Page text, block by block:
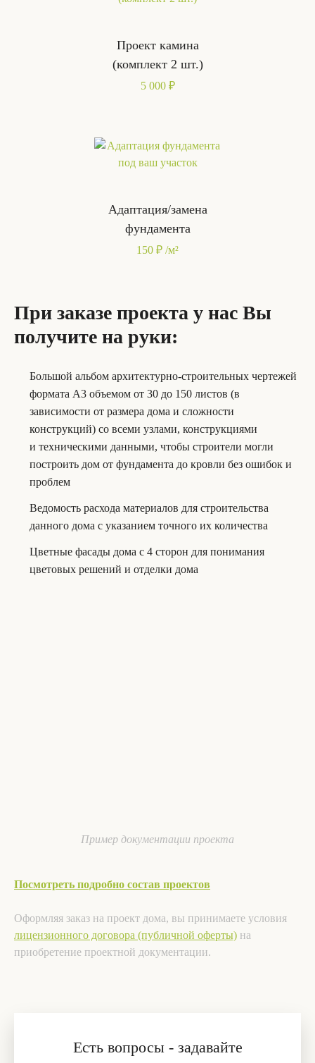
Проект камина
(комплект 2 шт.)
5 000 ₽
Адаптация/замена
фундамента
150 ₽ /м²
При заказе проекта у нас Вы
получите на руки:
Большой альбом архитектурно-строительных чертежей
формата А3 объемом от 30 до 150 листов (в
зависимости от размера дома и сложности
конструкций) со всеми узлами, конструкциями
и техническими данными, чтобы строители могли
построить дом от фундамента до кровли без ошибок и
проблем
Ведомость расхода материалов для строительства
данного дома с указанием точного их количества
Цветные фасады дома с 4 сторон для понимания
цветовых решений и отделки дома
Пример документации проекта
Посмотреть подробно состав проектов
Оформляя заказ на проект дома, вы принимаете условия
лицензионного договора (публичной оферты) на
приобретение проектной документации.
Есть вопросы - задавайте